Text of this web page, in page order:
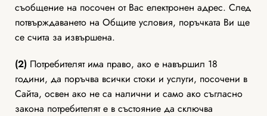
съобщение на посочен от Вас електронен адрес. След
потвърждаването на Общите условия, поръчката Ви ще
се счита за извършена.
(2) Потребителят има право, ако е навършил 18
години, да поръчва всички стоки и услуги, посочени в
Сайта, освен ако не са налични и само ако съгласно
закона потребителят е в състояние да сключва